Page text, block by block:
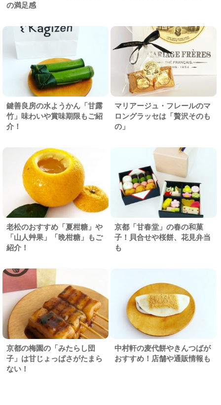
の満足感
鍵善良房の水ようかん「甘露
竹」味わいや賞味期限もご紹
介！
マリアージュ・フレールのマ
ロングラッセは「贅沢そのも
の」
老松のおすすめ「夏柑糖」や
「山人艸果」「晩柑糖」もご
紹介！
京都「甘春堂」の春の和菓
子！貝合せや桜餅、花見弁当
も
京都の梅園の「みたらし団
子」は甘じょっぱさがたまら
ない！
中村軒の麦代餅やきんつばが
おすすめ！店舗や通販情報も